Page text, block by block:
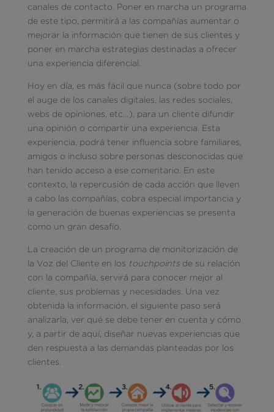
canales de contacto. Poner en marcha un programa
de este tipo, permitirá a las compañías aumentar o
mejorar la información que tienen de sus clientes y
poner en marcha estrategias destinadas a ofrecer
una experiencia diferencial.
Hoy en día, es más fácil que nunca (sobre todo por
el auge de los canales digitales, las redes sociales,
webs de opiniones, etc…), para un cliente difundir
una opinión o compartir una experiencia. Esta
experiencia, podrá tener influencia sobre familiares,
amigos o incluso sobre personas desconocidas que
han tenido acceso a ese comentario. En este
contexto, la repercusión de cada acción que lleven
a cabo las compañías, cobra especial importancia y
la generación de buenas experiencias se presenta
como un gran desafío.
La creación de un programa de monitorización de
la Voz del Cliente en los touchpointsde su relación
con la compañía, servirá para conocer mejor al
cliente, sus problemas y necesidades. Una vez
obtenida la información, el siguiente paso será
analizarla, ver qué se debe tener en cuenta y cómo
y, a partir de aquí, diseñar nuevas experiencias que
den respuesta a las demandas planteadas por los
clientes.